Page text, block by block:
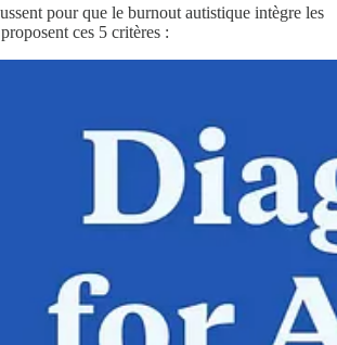
pour que le burnout autistique intègre les
ces 5 critères :